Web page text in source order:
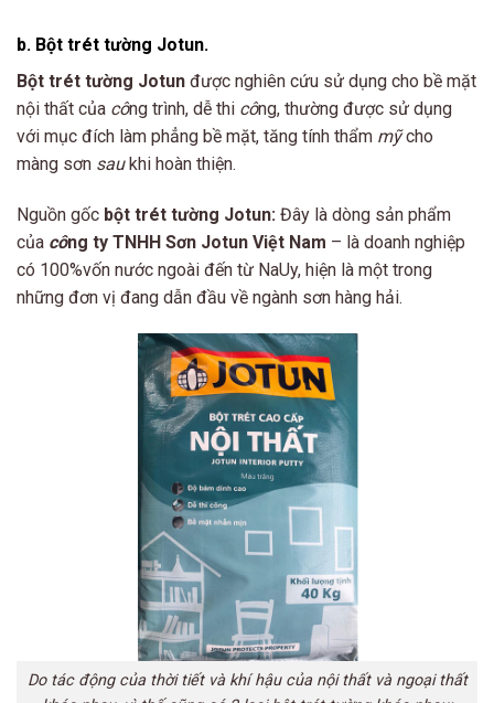
b. Bột trét tường Jotun.
Bột trét tường Jotun được nghiên cứu sử dụng cho bề mặt
nội thất của công trình, dễ thi công, thường được sử dụng
với mục đích làm phẳng bề mặt, tăng tính thẩm mỹcho
màng sơn saukhi hoàn thiện.
Nguồn gốc bột trét tường Jotun: Đây là dòng sản phẩm
của công ty TNHH Sơn Jotun Việt Nam – là doanh nghiệp
có 100%vốn nước ngoài đến từ NaUy, hiện là một trong
những đơn vị đang dẫn đầu về ngành sơn hàng hải.
Do tác động của thời tiết và khí hậu của nội thất và ngoại thất